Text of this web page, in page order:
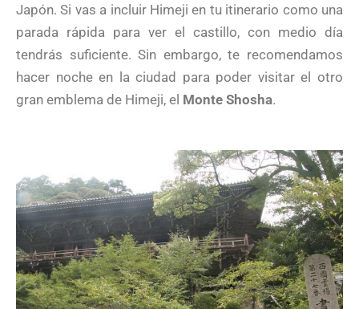
Japón. Si vas a incluir Himeji en tu itinerario como una
parada rápida para ver el castillo, con medio día
tendrás suficiente. Sin embargo, te recomendamos
hacer noche en la ciudad para poder visitar el otro
gran emblema de Himeji, el Monte Shosha.